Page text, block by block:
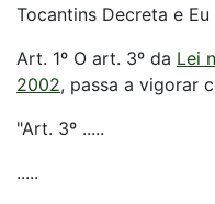
Tocantins Decreta e
Art. 1º O art. 3º da Lei
2002, passa a vigorar
"Art. 3º .....
.....